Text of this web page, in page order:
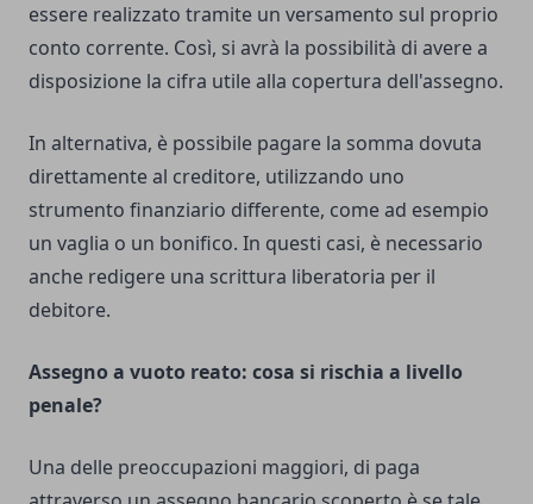
essere realizzato tramite un versamento sul proprio
conto corrente. Così, si avrà la possibilità di avere a
disposizione la cifra utile alla copertura dell'assegno.
In alternativa, è possibile pagare la somma dovuta
direttamente al creditore, utilizzando uno
strumento finanziario differente, come ad esempio
un vaglia o un bonifico. In questi casi, è necessario
anche redigere una scrittura liberatoria per il
debitore.
Assegno a vuoto reato: cosa si rischia a livello
penale?
Una delle preoccupazioni maggiori, di paga